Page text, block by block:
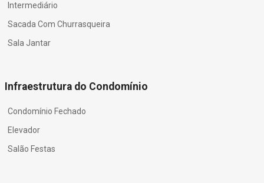
Intermediário
Sacada Com Churrasqueira
Sala Jantar
Infraestrutura do Condomínio
Condomínio Fechado
Elevador
Salão Festas